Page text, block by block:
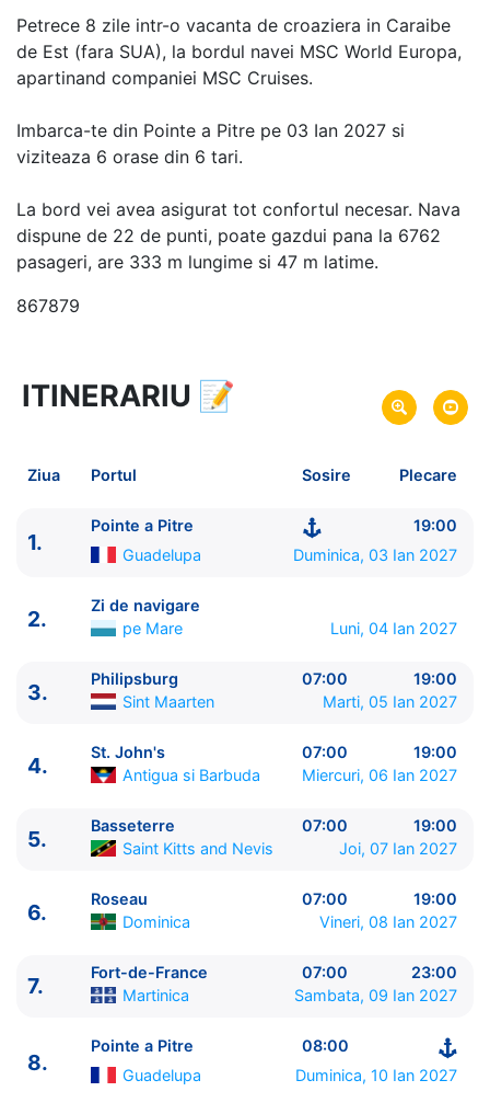
Petrece 8 zile intr-o vacanta de croaziera in Caraibe
de Est (fara SUA), la bordul navei MSC World Europa,
apartinand companiei MSC Cruises.
Imbarca-te din Pointe a Pitre pe 03 Ian 2027 si
viziteaza 6 orase din 6 tari.
La bord vei avea asigurat tot confortul necesar. Nava
dispune de 22 de punti, poate gazdui pana la 6762
pasageri, are 333 m lungime si 47 m latime.
867879
8 zile vacanta de croaziera in
Caraibe de Est (fara SUA) -
Plecare pe 03 Ian 2027
din Pointe a Pitre,
Sosire pe 10 Ian 2027 in Pointe a Pitre, Guadelupa
MSC World Europa★★★★★
Ziua | Portul | Sosire - Plecare
----------------------------------------
Zi de navigare pe Mare
0:00 - 0:00
3.
Philipsburg Sint Maarten
07:00 - 19:00
5.
Basseterre Saint Kitts and Nevis 07:00 - 19:00
6.
Dominica
07:00 - 19:00
ITINERARIU 📝
Ziua Portul Sosire Plecare
1.
Pointe a Pitre
19:00
Guadelupa
Duminica, 03 Ian 2027
2.
Zi de navigare
pe Mare
Luni, 04 Ian 2027
3.
Philipsburg 07:00
19:00
Sint Maarten
Marti, 05 Ian 2027
4.
St. John's 07:00
19:00
Antigua si Barbuda
Miercuri, 06 Ian 2027
5.
Basseterre 07:00
19:00
Saint Kitts and Nevis
Joi, 07 Ian 2027
6.
Roseau 07:00
19:00
Dominica
Vineri, 08 Ian 2027
7.
Fort-de-France 07:00
23:00
Martinica
Sambata, 09 Ian 2027
8.
Pointe a Pitre
08:00
Guadelupa
Duminica, 10 Ian 2027